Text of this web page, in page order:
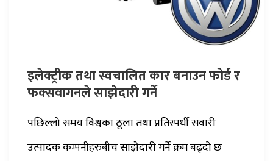
इलेक्ट्रीक तथा स्वचालित कार बनाउन फोर्ड र
फक्सवागनले साझेदारी गर्ने
पछिल्लो समय विश्वका ठूला तथा प्रतिस्पर्धी सवारी
उत्पादक कम्पनीहरुबीच साझेदारी गर्ने क्रम बढ्दो छ